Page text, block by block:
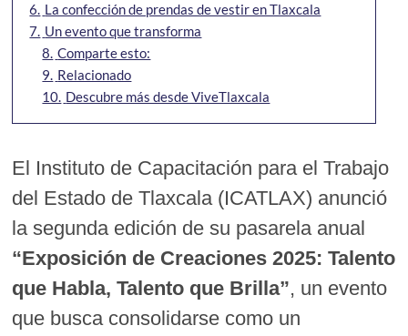
6. La confección de prendas de vestir en Tlaxcala
7. Un evento que transforma
8. Comparte esto:
9. Relacionado
10. Descubre más desde ViveTlaxcala
El Instituto de Capacitación para el Trabajo
del Estado de Tlaxcala (ICATLAX) anunció
la segunda edición de su pasarela anual
“Exposición de Creaciones 2025: Talento
que Habla, Talento que Brilla”, un evento
que busca consolidarse como un